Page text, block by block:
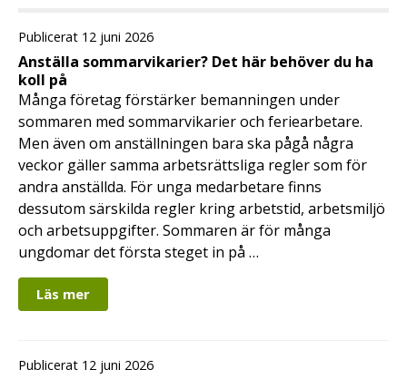
Publicerat 12 juni 2026
Anställa sommarvikarier? Det här behöver du ha
koll på
Många företag förstärker bemanningen under
sommaren med sommarvikarier och feriearbetare.
Men även om anställningen bara ska pågå några
veckor gäller samma arbetsrättsliga regler som för
andra anställda. För unga medarbetare finns
dessutom särskilda regler kring arbetstid, arbetsmiljö
och arbetsuppgifter. Sommaren är för många
ungdomar det första steget in på …
Läs mer
Publicerat 12 juni 2026